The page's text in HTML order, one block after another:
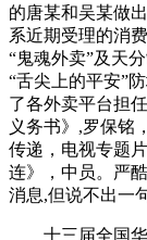
的唐某和吴某做
系近期受理的消
“鬼魂外卖”及天
“舌尖上的平安”
了各外卖平台担
义务书》,罗保铭
传递，电视专题
连》，中员。严
消息,但说不出一
十三届全国华